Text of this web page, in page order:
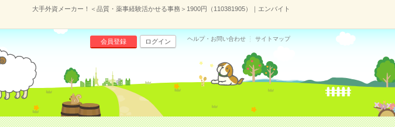
大手外資メーカー！＜品質・薬事経験活かせる事務＞1900円（110381905）｜エンバイト
会員登録 ログイン ヘルプ・お問い合わせ サイトマップ